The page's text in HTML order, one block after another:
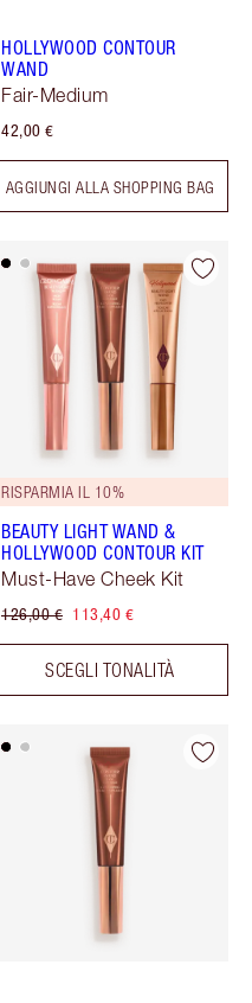
HOLLYWOOD CONTOUR
WAND
Fair-Medium
42,00 €
AGGIUNGI ALLA SHOPPING BAG
RISPARMIA IL 10%
BEAUTY LIGHT WAND &
HOLLYWOOD CONTOUR KIT
Must-Have Cheek Kit
126,00 € 113,40 €
SCEGLI TONALITÀ